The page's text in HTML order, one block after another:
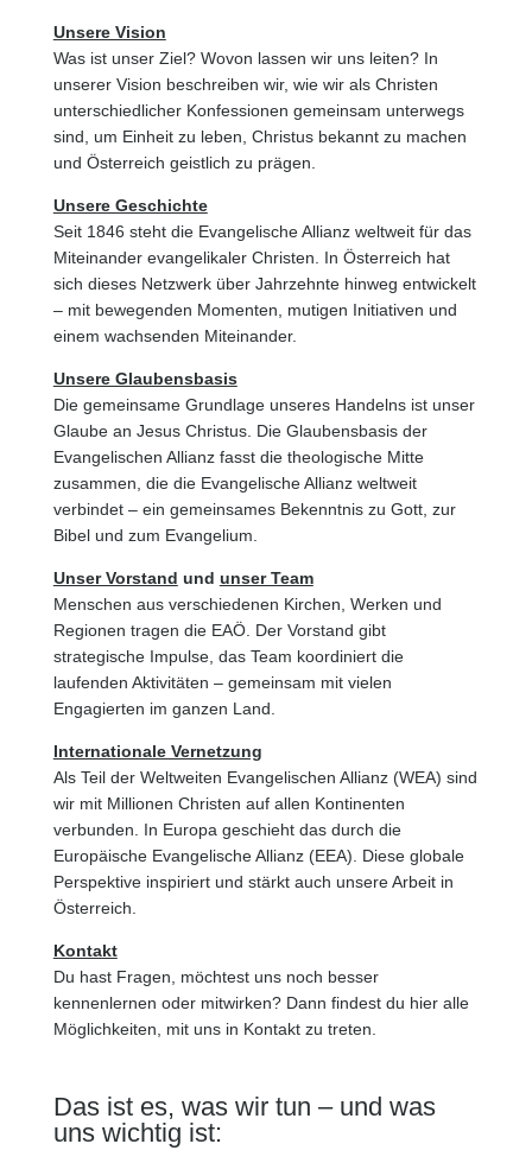
Unsere Vision
Was ist unser Ziel? Wovon lassen wir uns leiten? In
unserer Vision beschreiben wir, wie wir als Christen
unterschiedlicher Konfessionen gemeinsam unterwegs
sind, um Einheit zu leben, Christus bekannt zu machen
und Österreich geistlich zu prägen.
Unsere Geschichte
Seit 1846 steht die Evangelische Allianz weltweit für das
Miteinander evangelikaler Christen. In Österreich hat
sich dieses Netzwerk über Jahrzehnte hinweg entwickelt
– mit bewegenden Momenten, mutigen Initiativen und
einem wachsenden Miteinander.
Unsere Glaubensbasis
Die gemeinsame Grundlage unseres Handelns ist unser
Glaube an Jesus Christus. Die Glaubensbasis der
Evangelischen Allianz fasst die theologische Mitte
zusammen, die die Evangelische Allianz weltweit
verbindet – ein gemeinsames Bekenntnis zu Gott, zur
Bibel und zum Evangelium.
Unser Vorstand und unser Team
Menschen aus verschiedenen Kirchen, Werken und
Regionen tragen die EAÖ. Der Vorstand gibt
strategische Impulse, das Team koordiniert die
laufenden Aktivitäten – gemeinsam mit vielen
Engagierten im ganzen Land.
Internationale Vernetzung
Als Teil der Weltweiten Evangelischen Allianz (WEA) sind
wir mit Millionen Christen auf allen Kontinenten
verbunden. In Europa geschieht das durch die
Europäische Evangelische Allianz (EEA). Diese globale
Perspektive inspiriert und stärkt auch unsere Arbeit in
Österreich.
Kontakt
Du hast Fragen, möchtest uns noch besser
kennenlernen oder mitwirken? Dann findest du hier alle
Möglichkeiten, mit uns in Kontakt zu treten.
Das ist es, was wir tun – und was
uns wichtig ist: